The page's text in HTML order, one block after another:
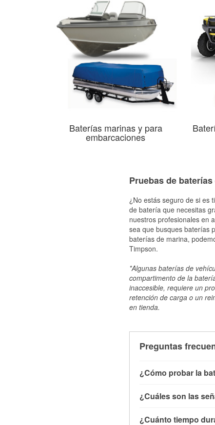
Baterías marinas y para
embarcaciones
Pruebas de
¿No estás seguro de si es
de batería que necesitas
nuestros profesionales en
sea que busques baterías
baterías de marina,
Timpson.
*Algunas baterías de
compartimento de la
inaccesible, requiere un
retención de carga o un
en tienda.
Preguntas
¿Cómo probar la
con el vehículo
descargadas a
¿Cuáles son las
¿Cuánto tiempo